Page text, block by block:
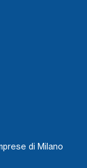
di Milano